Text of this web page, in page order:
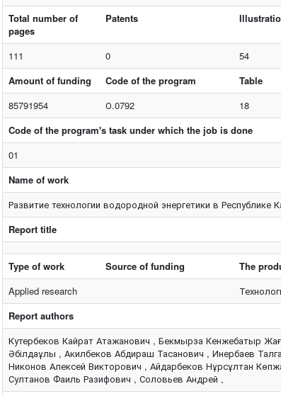
Total number of
pages
Patents
111 0
54
Amount of funding
Code of the program
Table
85791954
О.0792
18
Code of the program's task under which the job is done
01
Name of work
Развитие технологии водородной энергетики в Республике
Report title
Type of work Source of funding
The
Applied research
Report authors
Кутербеков Кайрат Атажанович , Бекмырза Кенжебатыр
Әбілдаұлы , Акилбеков Абдираш Тасанович , Инербаев
Никонов Алексей Викторович , Айдарбеков Нұрсұлтан
Султанов Фаиль Разифович , Соловьев Андрей ,